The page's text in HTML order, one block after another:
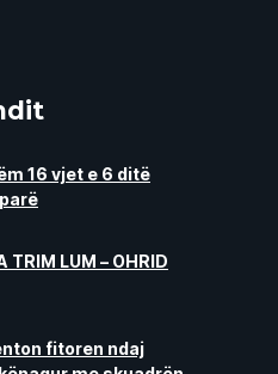
16 vjet e 6 ditë
TRIM LUM – OHRID
fitoren ndaj